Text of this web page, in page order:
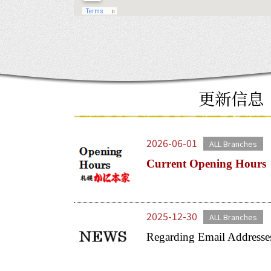
更新信息
2026-06-01 ALL Branches
Current Opening Hours
2025-12-30 ALL Branches
Regarding Email